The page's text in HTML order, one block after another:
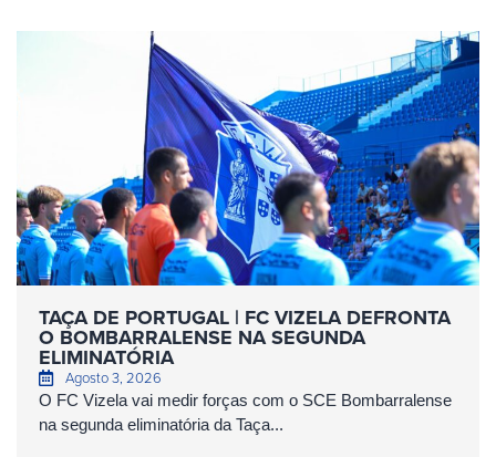
TAÇA DE PORTUGAL | FC VIZELA DEFRONTA
O BOMBARRALENSE NA SEGUNDA
ELIMINATÓRIA
Agosto 3, 2026
O FC Vizela vai medir forças com o SCE Bombarralense
na segunda eliminatória da Taça...